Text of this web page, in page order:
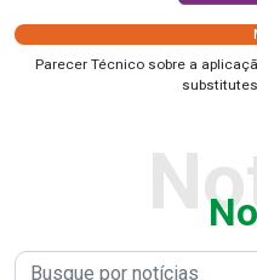
Parecer Técnico sobre a